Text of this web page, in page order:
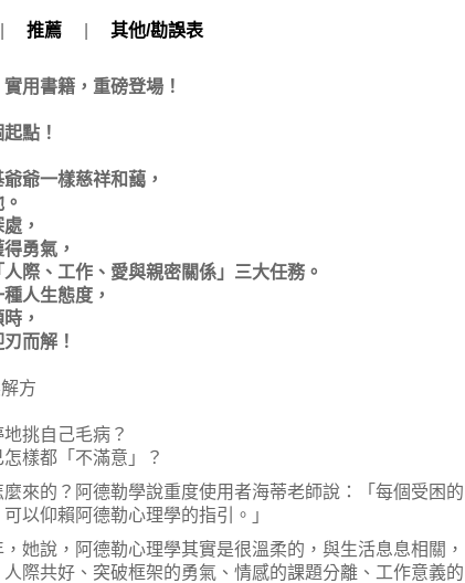
推薦 其他/勘誤表
用書籍，重磅登場！
點！
爺一樣慈祥和藹，
，
勇氣，
際、工作、愛與親密關係」三大任務。
人生態度，
，
而解！
方
挑自己毛病？
樣都「不滿意」？
的？阿德勒學說重度使用者海蒂老師說：「每個受困的
以仰賴阿德勒心理學的指引。」
說，阿德勒心理學其實是很溫柔的，與生活息息相關，
際共好、突破框架的勇氣、情感的課題分離、工作意義的